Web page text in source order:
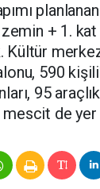
+ 1. kat
Kültür
590
95
mescit de yer